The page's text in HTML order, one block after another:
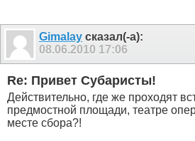
Gimalay сказал(-а):
08.06.2010 17:06
Re: Привет Субаристы!
Действительно, где же проходят
предмостной площади, театре
месте сбора?!